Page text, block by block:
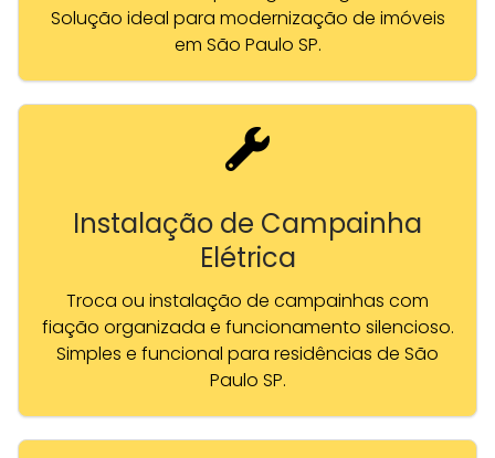
Solução ideal para modernização de imóveis
em São Paulo SP.
Instalação de Campainha
Elétrica
Troca ou instalação de campainhas com
fiação organizada e funcionamento silencioso.
Simples e funcional para residências de São
Paulo SP.